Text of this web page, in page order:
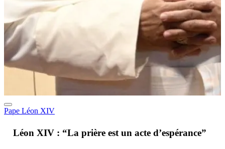
Pape Léon XIV
Léon XIV : “La prière est un acte d’espérance”